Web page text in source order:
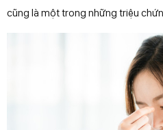
cũng là một trong những triệu